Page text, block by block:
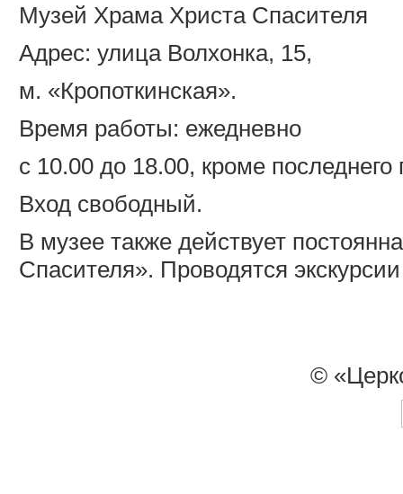
Музей Храма Христа Спасителя
Адрес: улица Волхонка, 15,
м. «Кропоткинская».
Время работы: ежедневно
с 10.00 до 18.00, кроме
Вход свободный.
В музее также действует
Спасителя». Проводятся
©